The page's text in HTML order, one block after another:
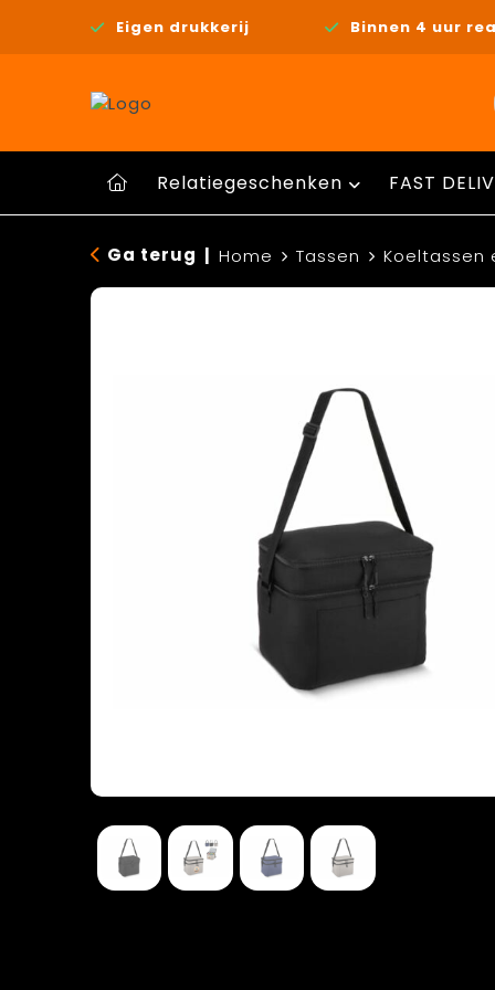
Eigen drukkerij Binnen 4 uur
Relatiegeschenken FAST
Ga terug Home Tassen Koeltassen